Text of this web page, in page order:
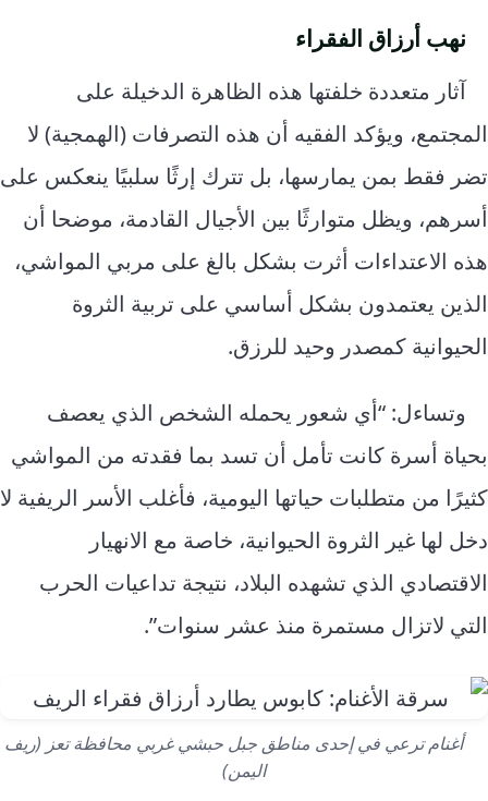
نهب أرزاق الفقراء
آثار متعددة خلفتها هذه الظاهرة الدخيلة على
المجتمع، ويؤكد الفقيه أن هذه التصرفات (الهمجية) لا
تضر فقط بمن يمارسها، بل تترك إرثًا سلبيًا ينعكس على
أسرهم، ويظل متوارثًا بين الأجيال القادمة، موضحا أن
هذه الاعتداءات أثرت بشكل بالغ على مربي المواشي،
الذين يعتمدون بشكل أساسي على تربية الثروة
الحيوانية كمصدر وحيد للرزق.
وتساءل: “أي شعور يحمله الشخص الذي يعصف
بحياة أسرة كانت تأمل أن تسد بما فقدته من المواشي
كثيرًا من متطلبات حياتها اليومية، فأغلب الأسر الريفية لا
دخل لها غير الثروة الحيوانية، خاصة مع الانهيار
الاقتصادي الذي تشهده البلاد، نتيجة تداعيات الحرب
التي لاتزال مستمرة منذ عشر سنوات”.
أغنام ترعي في إحدى مناطق جبل حبشي غربي محافظة تعز (ريف
اليمن)